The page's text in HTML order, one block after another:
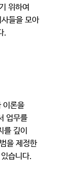
위하여
들을 모아
.
이론을
업무를
깊이
을 제정한
습니다.